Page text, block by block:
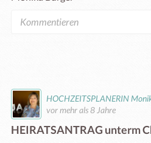
HOCHZEITSPLANERIN
vor mehr als 8 Jahre
HEIRATSANTRAG unterm